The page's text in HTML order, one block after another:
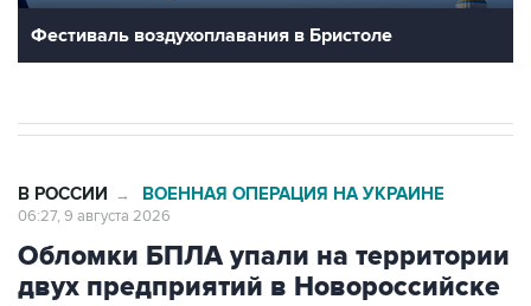
Фестиваль воздухоплавания в Бристоле
В РОССИИ → ВОЕННАЯ ОПЕРАЦИЯ НА УКРАИНЕ
06:27, 9 августа 2026
Обломки БПЛА упали на территории
двух предприятий в Новороссийске